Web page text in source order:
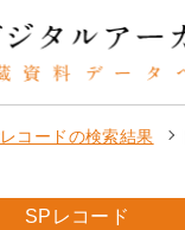
コードの検索結果
SPレコード